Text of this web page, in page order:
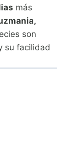
más
son
su facilidad